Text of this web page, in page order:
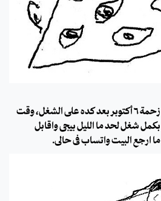
بنزل من البيت ٨ ص ادخل فى زحمة ٦ أكتوبر بعد كده على الشغل، وقت
شغل لحد ما الليل بيجى واقابل
ارجع البيت واتساب فى حالى.